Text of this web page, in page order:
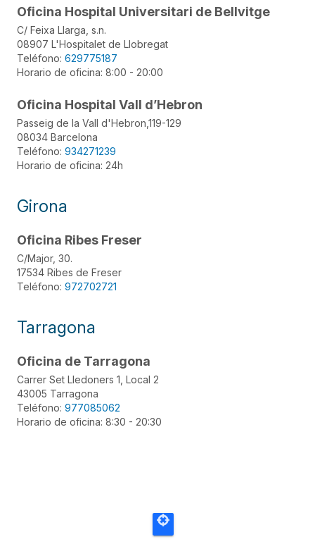
Oficina Hospital Universitari de Bellvitge
C/ Feixa Llarga, s.n.
08907 L'Hospitalet de Llobregat
Teléfono: 629775187
Horario de oficina: 8:00 - 20:00
Oficina Hospital Vall d’Hebron
Passeig de la Vall d'Hebron,119-129
08034 Barcelona
Teléfono: 934271239
Horario de oficina: 24h
Girona
Oficina Ribes Freser
C/Major, 30.
17534 Ribes de Freser
Teléfono: 972702721
Tarragona
Oficina de Tarragona
Carrer Set Lledoners 1, Local 2
43005 Tarragona
Teléfono: 977085062
Horario de oficina: 8:30 - 20:30